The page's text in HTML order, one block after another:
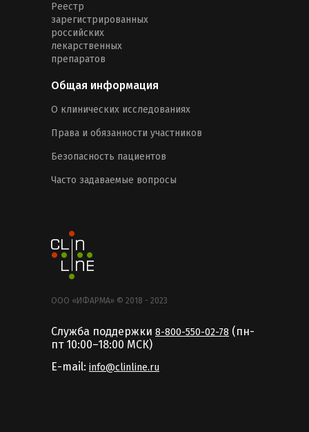
Реестр
зарегистрированных
российских
лекарственных
препаратов
Общая информация
О клинических исследованиях
Права и обязанности участников
Безопасность пациентов
Часто задаваемые вопросы
ООО «ИФАРМА» © 2018 - 2023
Служба поддержки 8-800-550-02-78 (пн-
пт 10:00–18:00 MCК)
E-mail: info@clinline.ru